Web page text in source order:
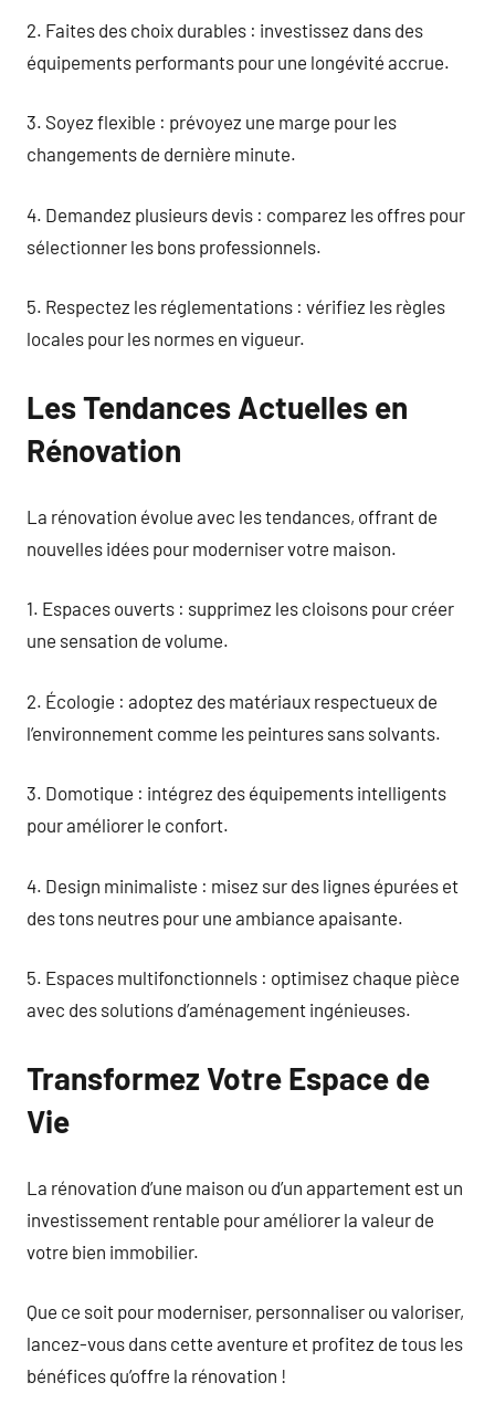
2. Faites des choix durables : investissez dans des
équipements performants pour une longévité accrue.
3. Soyez flexible : prévoyez une marge pour les
changements de dernière minute.
4. Demandez plusieurs devis : comparez les offres pour
sélectionner les bons professionnels.
5. Respectez les réglementations : vérifiez les règles
locales pour les normes en vigueur.
Les Tendances Actuelles en
Rénovation
La rénovation évolue avec les tendances, offrant de
nouvelles idées pour moderniser votre maison.
1. Espaces ouverts : supprimez les cloisons pour créer
une sensation de volume.
2. Écologie : adoptez des matériaux respectueux de
l’environnement comme les peintures sans solvants.
3. Domotique : intégrez des équipements intelligents
pour améliorer le confort.
4. Design minimaliste : misez sur des lignes épurées et
des tons neutres pour une ambiance apaisante.
5. Espaces multifonctionnels : optimisez chaque pièce
avec des solutions d’aménagement ingénieuses.
Transformez Votre Espace de
Vie
La rénovation d’une maison ou d’un appartement est un
investissement rentable pour améliorer la valeur de
votre bien immobilier.
Que ce soit pour moderniser, personnaliser ou valoriser,
lancez-vous dans cette aventure et profitez de tous les
bénéfices qu’offre la rénovation !